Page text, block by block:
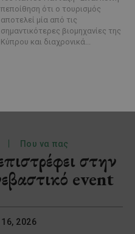
πεποίθηση ότι ο τουρισμός
αποτελεί μία από τις
σημαντικότερες βιομηχανίες της
Κύπρου και διαχρονικά...